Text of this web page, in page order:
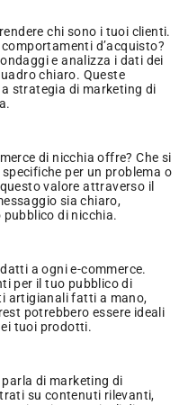
chi sono i tuoi clienti.
d’acquisto?
e analizza i dati dei
chiaro. Queste
strategia di marketing di
di nicchia offre? Che si
per un problema o
valore attraverso il
sia chiaro,
di nicchia.
a ogni e-commerce.
per il tuo pubblico di
artigianali fatti a mano,
potrebbero essere ideali
tuoi prodotti.
di marketing di
su contenuti rilevanti,